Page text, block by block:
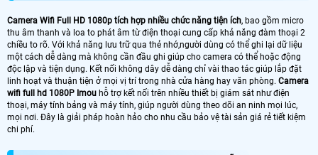
Camera Wifi Full HD 1080p tích hợp nhiều chức năng tiện ích, bao gồm micro
thu âm thanh và loa to phát âm từ điện thoại cung cấp khả năng đàm thoại 2
chiều to rõ. Với khả năng lưu trữ qua thẻ nhớ,người dùng có thể ghi lại dữ liệu
một cách dễ dàng mà không cần đầu ghi giúp cho camera có thể hoặc động
độc lập và tiện dụng. Kết nối không dây dễ dàng chỉ vài thao tác giúp lắp đặt
linh hoạt và thuận tiện ở mọi vị trí trong nhà cửa hàng hay văn phòng. Camera
wifi full hd 1080P Imou hỗ trợ kết nối trên nhiều thiết bị giám sát như điện
thoại, máy tính bảng và máy tính, giúp người dùng theo dõi an ninh mọi lúc,
mọi nơi. Đây là giải pháp hoàn hảo cho nhu cầu bảo vệ tài sản giá rẻ tiết kiệm
chi phí.